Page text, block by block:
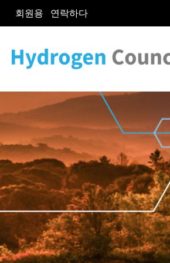
회원용 연락하다